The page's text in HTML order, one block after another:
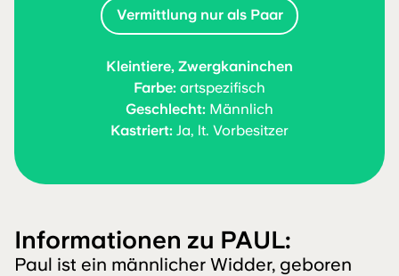
Vermittlung nur als Paar
Kleintiere, Zwergkaninchen
Farbe: artspezifisch
Geschlecht: Männlich
Kastriert: Ja, lt. Vorbesitzer
Informationen zu PAUL:
Paul ist ein männlicher Widder, geboren